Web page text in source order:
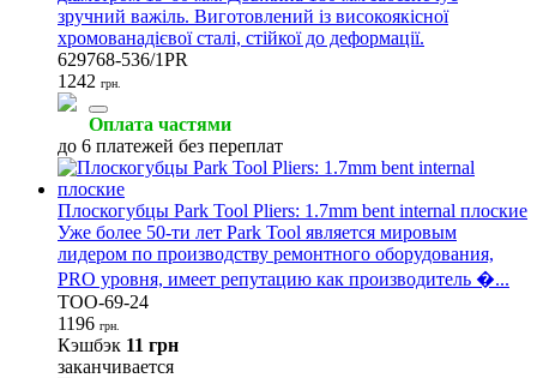
зручний важіль. Виготовлений із високоякісної
хромованадієвої сталі, стійкої до деформації.
629768-536/1PR
1242 грн.
Оплата частями
до 6 платежей без переплат
Плоскогубцы Park Tool Pliers: 1.7mm bent internal плоские
Уже более 50-ти лет Park Tool является мировым
лидером по производству ремонтного оборудования,
PRO уровня, имеет репутацию как производитель �...
TOO-69-24
1196 грн.
Кэшбэк 11 грн
заканчивается